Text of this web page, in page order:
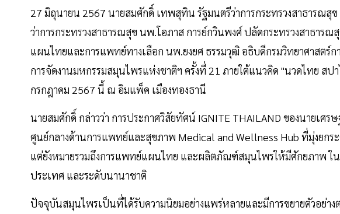
27 มิถุนายน 2567 นายสมศักดิ์ เทพสุทิน รัฐมนตรีว่าการกระทรวงสาธารณ
ว่าการกระทรวงสาธารณสุข นพ.โอภาส การย์กวินพงศ์ ปลัดกระทรวงสาธา
แผนไทยและการแพทย์ทางเลือก นพ.ยงยศ ธรรมวุฒิ อธิบดีกรมวิทยาศาสตร์
การจัดงานมหกรรมสมุนไพรแห่งชาติฯ ครั้งที่ 21 ภายใต้แนวคิด "นวดไทย สป
กรกฎาคม 2567 นี้ ณ อิมแพ็ค เมืองทองธานี
นายสมศักดิ์ กล่าวว่า การประกาศวิสัยทัศน์ IGNITE THAILAND ของนายเศ
ศูนย์กลางด้านการแพทย์และสุขภาพ Medical and Wellness Hub ที่มุ่งยกร
แต่ยังหมายรวมถึงการแพทย์แผนไทย และผลิตภัณฑ์สมุนไพรให้มีศักยภาพ ใน
ประเทศ และระดับนานาชาติ
ปัจจุบันสมุนไพรเป็นที่ได้รับความนิยมอย่างแพร่หลายและมีการขยายตัวอย่าง